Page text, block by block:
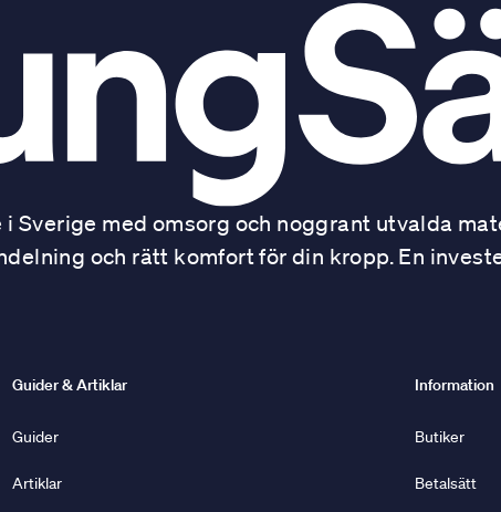
Sverige med omsorg och noggrant utvalda
och rätt komfort för din kropp. En
Guider & Artiklar
Guider
Artiklar
Information
Butiker
Betalsätt